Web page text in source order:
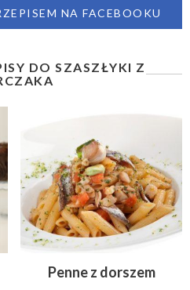
NA FACEBOOKU
DO SZASZŁYKI Z
Penne z dorszem